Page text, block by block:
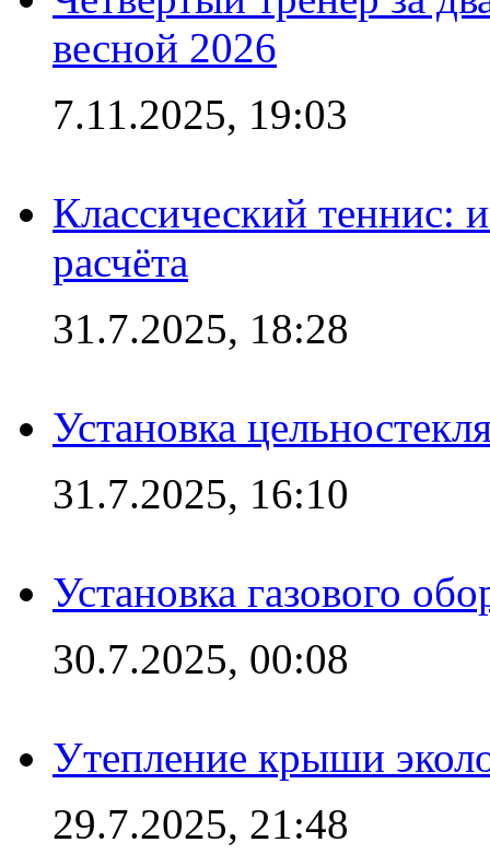
весной 2026
7.11.2025, 19:03
Классический теннис:
расчёта
31.7.2025, 18:28
Установка
31.7.2025, 16:10
Установка газового
30.7.2025, 00:08
Утепление крыши
29.7.2025, 21:48